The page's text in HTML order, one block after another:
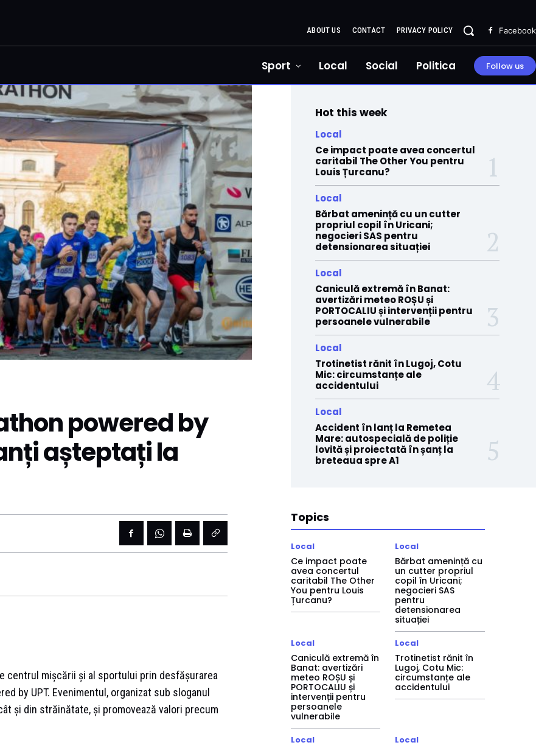
ABOUT US CONTACT PRIVACY POLICY Facebook
Sport Local Social Politica Follow us
powered by
așteptați la
centrul mișcării și al sportului prin desfășurarea
by UPT. Evenimentul, organizat sub sloganul
și din străinătate, și promovează valori precum
Hot this week
Local
Ce impact poate avea concertul
caritabil The Other You pentru
Louis Țurcanu?
Local
Bărbat amenință cu un cutter
propriul copil în Uricani;
negocieri SAS pentru
detensionarea situației
Local
Caniculă extremă în Banat:
avertizări meteo ROȘU și
PORTOCALIU și intervenții pentru
persoanele vulnerabile
Local
Trotinetist rănit în Lugoj, Cotu
Mic: circumstanțe ale
accidentului
Local
Accident în lanț la Remetea
Mare: autospecială de poliție
lovită și proiectată în șanț la
breteaua spre A1
Topics
Local
Ce impact poate
avea concertul
caritabil The Other
You pentru Louis
Țurcanu?
Local
Bărbat amenință cu
un cutter propriul
copil în Uricani;
negocieri SAS
pentru
detensionarea
situației
Local
Caniculă extremă în
Banat: avertizări
meteo ROȘU și
PORTOCALIU și
intervenții pentru
persoanele
vulnerabile
Local
Trotinetist rănit în
Lugoj, Cotu Mic:
circumstanțe ale
accidentului
Local Local